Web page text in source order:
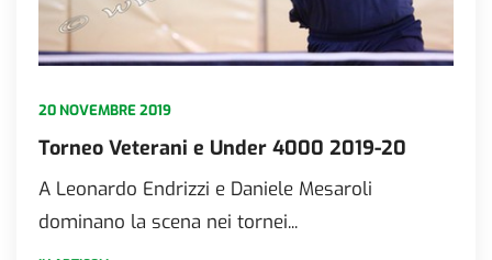
20 NOVEMBRE 2019
Torneo Veterani e Under 4000 2019-20
A Leonardo Endrizzi e Daniele Mesaroli
dominano la scena nei tornei...